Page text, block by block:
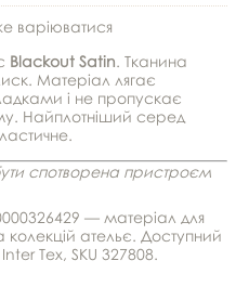
варіюватися
Blackout Satin. Тканина
Матеріал лягає
і не пропускає
Найплотніший серед
спотворена пристроєм
— матеріал для
колекцій ательє. Доступний
Tex, SKU 327808.